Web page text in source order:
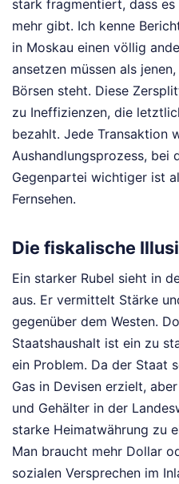
stark fragmentiert, dass
mehr gibt. Ich kenne
in Moskau einen völlig
ansetzen müssen als
Börsen steht. Diese
zu Ineffizienzen, die
bezahlt. Jede Transaktion
Aushandlungsprozess, bei
Gegenpartei wichtiger ist
Fernsehen.
Die fiskalische
Ein starker Rubel sieht in
aus. Er vermittelt Stärke
gegenüber dem Westen.
Staatshaushalt ist ein zu
ein Problem. Da der Staat
Gas in Devisen erzielt,
und Gehälter in der
starke Heimatwährung zu
Man braucht mehr Dollar
sozialen Versprechen im